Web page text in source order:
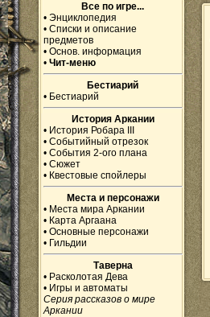
Все по игре...
• Энциклопедия
• Списки и описание
предметов
• Основ. информация
• Чит-меню
Бестиарий
• Бестиарий
История Аркании
• История Робара III
• Событийный отрезок
• События 2-ого плана
• Сюжет
• Квестовые спойлеры
Места и персонажи
• Места мира Аркании
• Карта Аргаана
• Основные персонажи
• Гильдии
Таверна
• Расколотая Дева
• Игры и автоматы
Серия рассказов о мире
Аркании